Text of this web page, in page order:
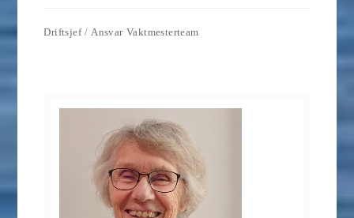
Driftsjef / Ansvar Vaktmesterteam